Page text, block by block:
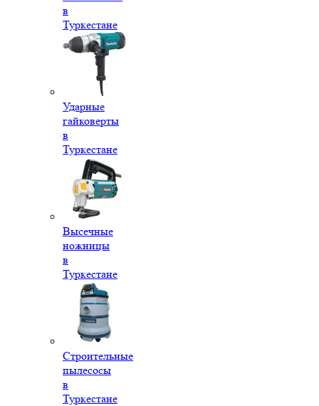
в
Туркестане
Ударные
гайковерты
в
Туркестане
Высечные
ножницы
в
Туркестане
Строительные
пылесосы
в
Туркестане